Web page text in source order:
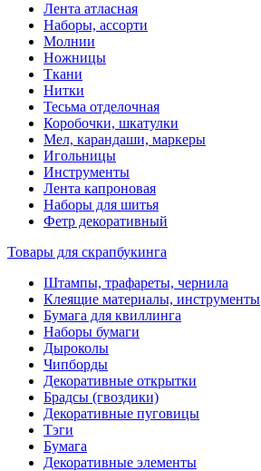
Лента атласная
Наборы, ассорти
Молнии
Ножницы
Ткани
Нитки
Тесьма отделочная
Коробочки, шкатулки
Мел, карандаши, маркеры
Игольницы
Инструменты
Лента капроновая
Наборы для шитья
Фетр декоративный
Товары для скрапбукинга
Штампы, трафареты, чернила
Клеящие материалы, инструменты
Бумага для квиллинга
Наборы бумаги
Дыроколы
Чипборды
Декоративные открытки
Брадсы (гвоздики)
Декоративные пуговицы
Тэги
Бумага
Декоративные элементы